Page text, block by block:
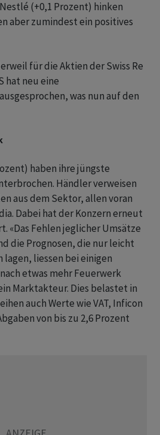
(+0,1 Prozent) hinken
aber zumindest ein positives
für die Aktien der Swiss Re
hat neu eine
was nun auf den
haben ihre jüngste
Händler verweisen
aus dem Sektor, allen voran
Dabei hat der Konzern erneut
«Das Fehlen jeglicher Umsätze
die Prognosen, die nur leicht
liessen bei einigen
etwas mehr Feuerwerk
Marktakteur. Dies belastet in
auch Werte wie VAT, Inficon
von bis zu 2,6 Prozent